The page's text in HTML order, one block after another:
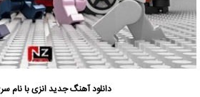
دانلود آهنگ جدیدانزی با نام